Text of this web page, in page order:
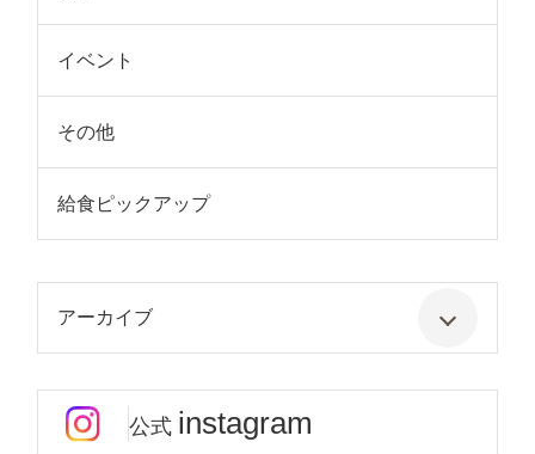
イベント
その他
給食ピックアップ
アーカイブ
公式 instagram